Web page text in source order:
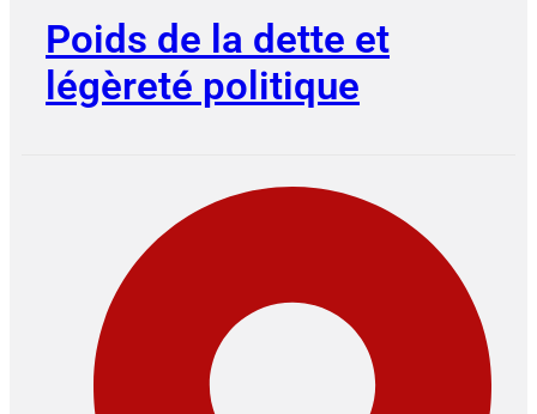
Poids de la dette et
légèreté politique